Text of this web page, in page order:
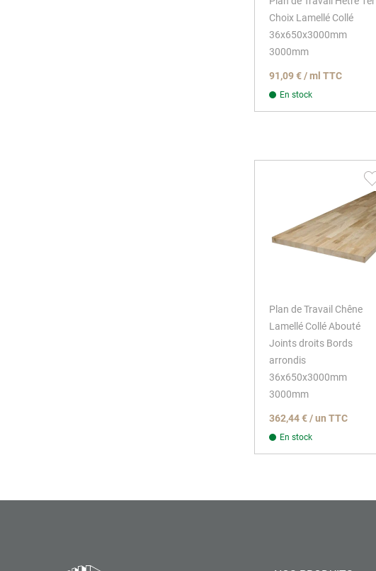
Choix Lamellé Collé
36x650x3000mm
3000mm
91,09 € / ml TTC
En stock
Plan de Travail Chêne
Lamellé Collé Abouté
Joints droits Bords
arrondis
36x650x3000mm
3000mm
362,44 € / un TTC
En stock